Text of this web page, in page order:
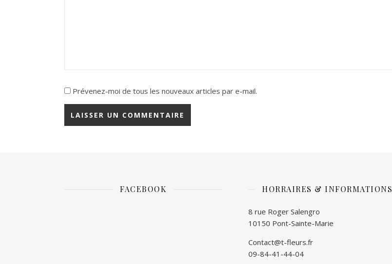
Prévenez-moi de tous les nouveaux articles par e-mail.
FACEBOOK HORRAIRES & INFORMATIONS
8 rue Roger Salengro
10150 Pont-Sainte-Marie
Contact@t-fleurs.fr
09-84-41-44-04